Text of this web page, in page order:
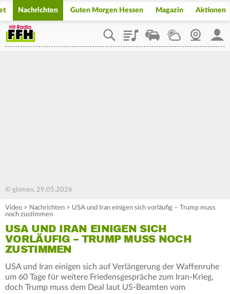
Nachrichten Guten Morgen Hessen Magazin Aktionen
PlaylistStaupilotWetterWebcam
© glomex, 29.05.2026
Video > Nachrichten > USA und Iran einigen sich vorläufig – Trump muss
noch zustimmen
USA UND IRAN EINIGEN SICH
VORLÄUFIG – TRUMP MUSS NOCH
ZUSTIMMEN
USA und Iran einigen sich auf Verlängerung der Waffenruhe
um 60 Tage für weitere Friedensgespräche zum Iran-Krieg,
doch Trump muss dem Deal laut US-Beamten vom